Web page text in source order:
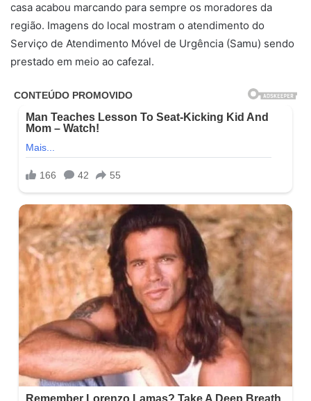
casa acabou marcando para sempre os moradores da
região. Imagens do local mostram o atendimento do
Serviço de Atendimento Móvel de Urgência (Samu) sendo
prestado em meio ao cafezal.